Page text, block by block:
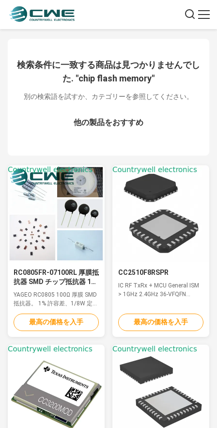
検索条件に一致する商品は見つかりませんでし
た. "chip flash memory"
別の検索語を試すか、カテゴリーを参照してください。
他の製品をおすすめ
RC0805FR-07100RL 厚膜抵
抗器 SMD チップ抵抗器 100
オーム 1% 許容差 0805 ケー
スコード
YAGEO RC0805 100Ω 厚膜 SMD
抵抗器。 1% 許容差、1/8W 定格
電力、100 PPM/°C TCR。 0805
ケース サイズ、RoHS 準拠、高
信頼性 PCB アプリケーションに
最高の価格を入手
CC2510F8RSPR
IC RF TxRx + MCU General ISM
> 1GHz 2.4GHz 36-VFQFN
最高の価格を入手